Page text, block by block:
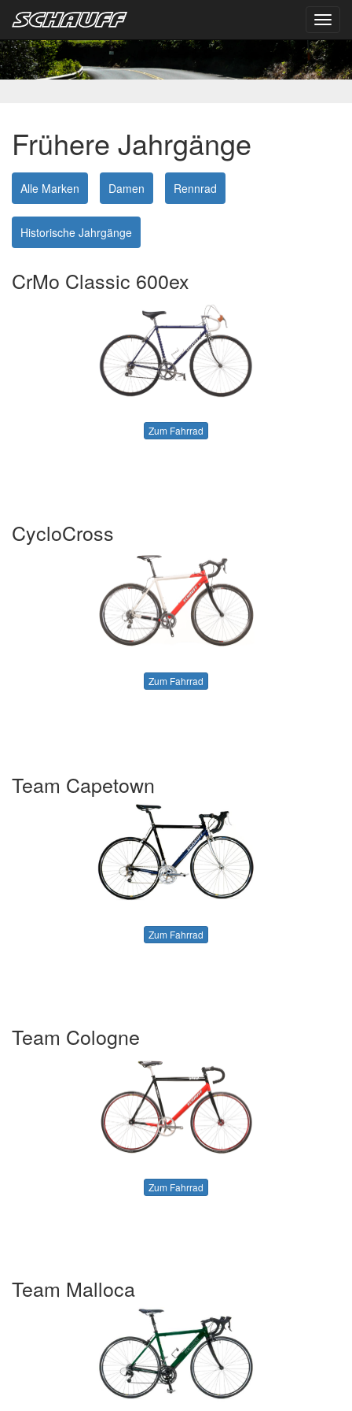
Frühere Jahrgänge
Alle Marken Damen Rennrad
Historische Jahrgänge
CrMo Classic 600ex
Zum Fahrrad
CycloCross
Zum Fahrrad
Team Capetown
Zum Fahrrad
Team Cologne
Zum Fahrrad
Team Malloca